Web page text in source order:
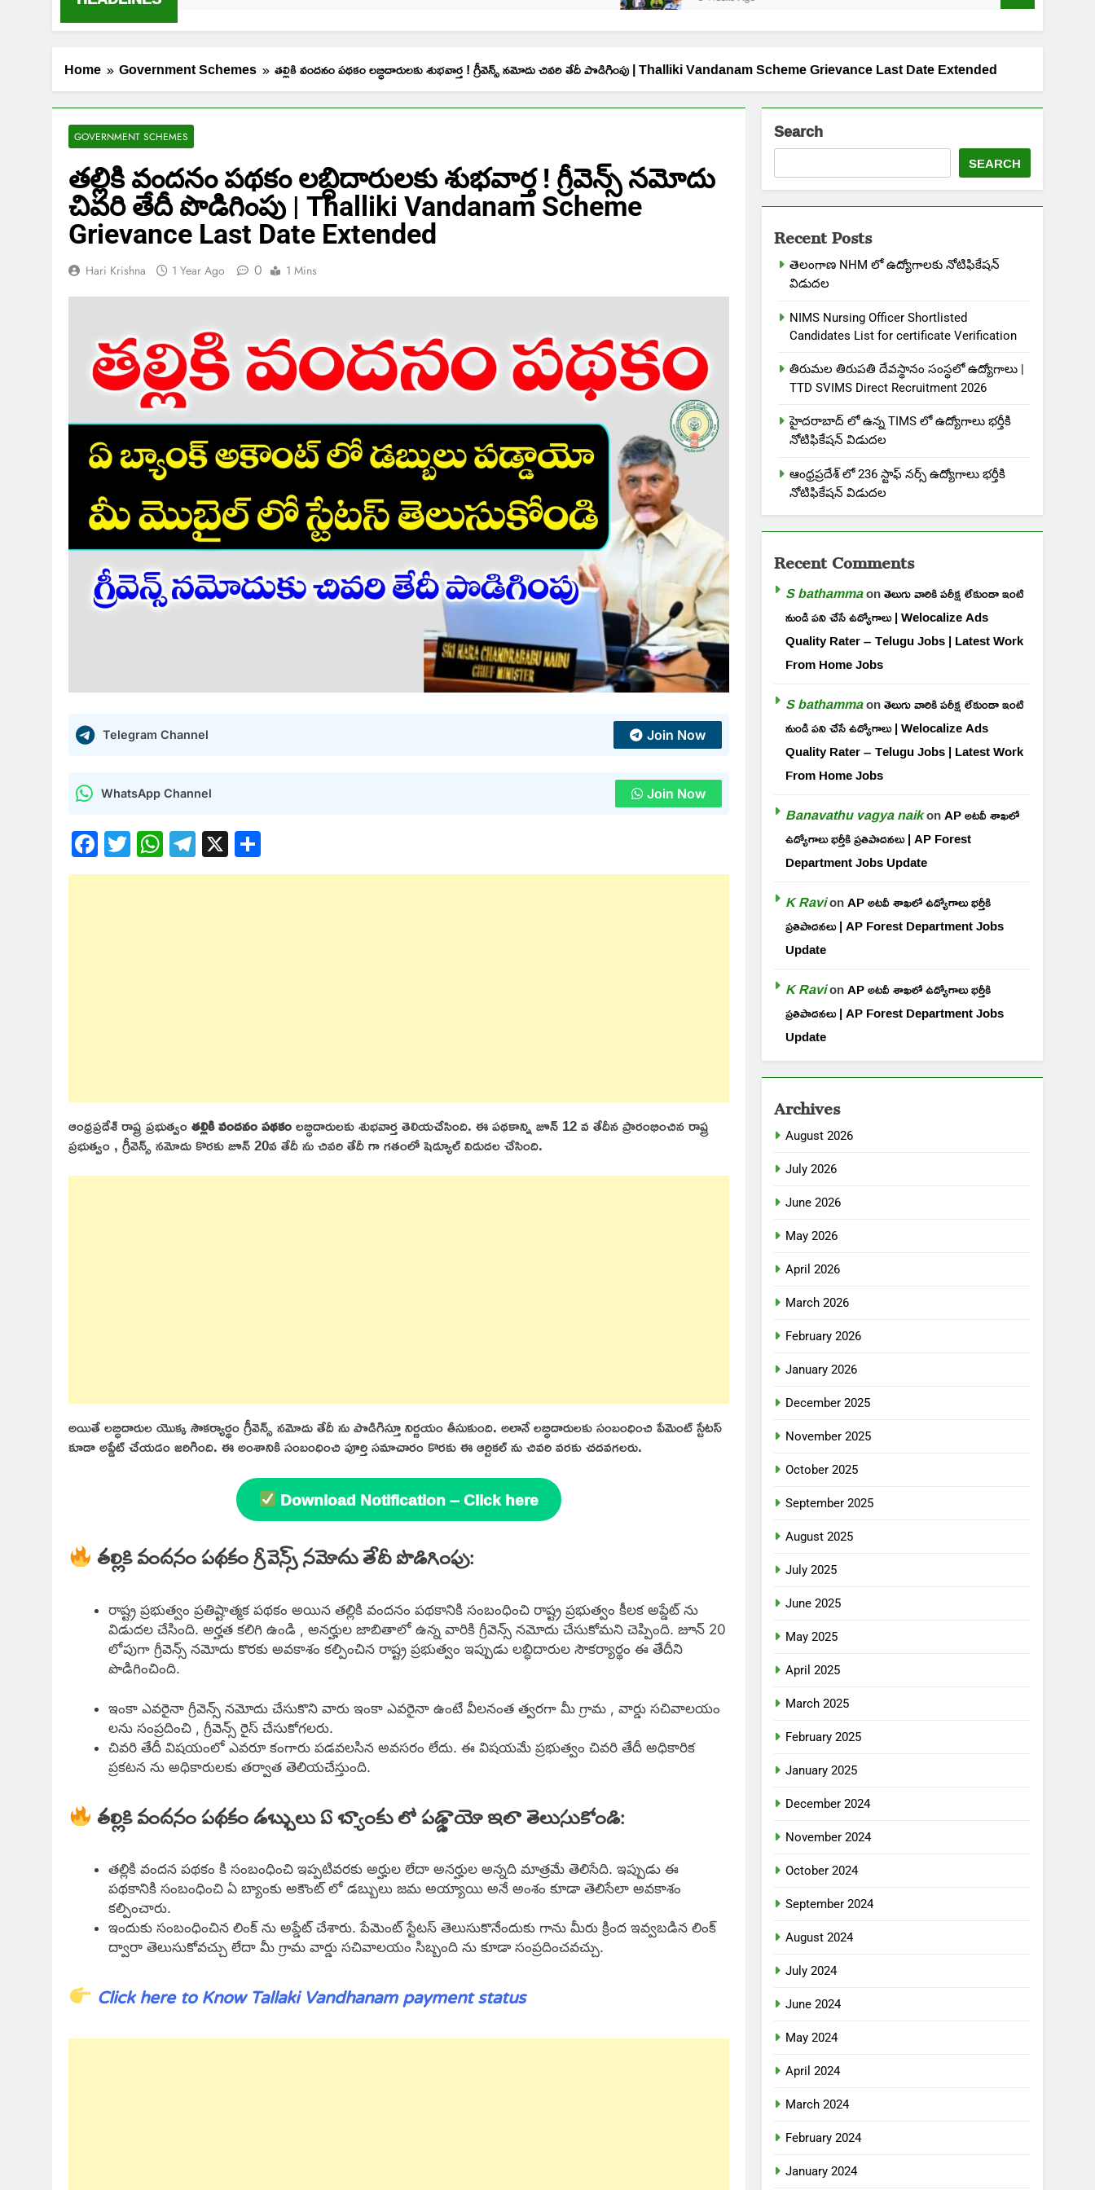
Home Government Schemes తల్లికి వందనం పథకం లబ్ధిదారులకు శుభవార్త ! గ్రీవెన్స్ నమోదు చివరి తేదీ పొడిగింపు | Thalliki Vandanam Scheme Grievance Last Date Extended
GOVERNMENT SCHEMES
తల్లికి వందనం పథకం లబ్ధిదారులకు శుభవార్త ! గ్రీవెన్స్ నమోదు
చివరి తేదీ పొడిగింపు | Thalliki Vandanam Scheme
Grievance Last Date Extended
Hari Krishna 1 Year Ago 0 1 Mins
Telegram Channel Join Now
WhatsApp Channel Join Now
Facebook
Twitter
WhatsApp
Telegram
X
ఆంధ్రప్రదేశ్ రాష్ట్ర ప్రభుత్వంతల్లికి వందనం పథకంలబ్ధిదారులకు శుభవార్త తెలియచేసింది. ఈ పథకాన్ని జూన్ 12 వ తేదీన ప్రారంభించిన రాష్ట్ర
ప్రభుత్వం , గ్రీవెన్స్ నమోదు కొరకు జూన్ 20వ తేదీ ను చివరి తేదీ గా గతంలో షెడ్యూల్ విడుదల చేసింది.
అయితే లబ్ధిదారుల యొక్క సౌకర్యార్థం గ్రీవెన్స్ నమోదు తేదీ ను పొడిగిస్తూ నిర్ణయం తీసుకుంది. అలానే లబ్ధిదారులకు సంబంధించి పేమెంట్ స్టేటస్
కూడా అప్డేట్ చేయడం జరిగింది. ఈ అంశానికి సంబంధించి పూర్తి సమాచారం కొరకు ఈ ఆర్టికల్ ను చివరి వరకు చదవగలరు.
Download Notification – Click here
తల్లికి వందనం పథకం గ్రీవెన్స్ నమోదు తేదీ పొడిగింపు:
రాష్ట్ర ప్రభుత్వం ప్రతిష్టాత్మక పథకం అయిన తల్లికి వందనం పథకానికి సంబంధించి రాష్ట్ర ప్రభుత్వం కీలక అప్డేట్ ను
విడుదల చేసింది. అర్హత కలిగి ఉండి , అనర్హుల జాబితాలో ఉన్న వారికి గ్రీవెన్స్ నమోదు చేసుకోమని చెప్పింది. జూన్ 20
లోపుగా గ్రీవెన్స్ నమోదు కొరకు అవకాశం కల్పించిన రాష్ట్ర ప్రభుత్వం ఇప్పుడు లబ్ధిదారుల సౌకర్యార్థం ఈ తేదీని
పొడిగించింది.
ఇంకా ఎవరైనా గ్రీవెన్స్ నమోదు చేసుకొని వారు ఇంకా ఎవరైనా ఉంటే వీలనంత త్వరగా మీ గ్రామ , వార్డు సచివాలయం
లను సంప్రదించి , గ్రీవెన్స్ రైస్ చేసుకోగలరు.
చివరి తేదీ విషయంలో ఎవరూ కంగారు పడవలసిన అవసరం లేదు. ఈ విషయమే ప్రభుత్వం చివరి తేదీ అధికారిక
ప్రకటన ను అధికారులకు తర్వాత తెలియచేస్తుంది.
తల్లికి వందనం పథకం డబ్బులు ఏ బ్యాంకు లో పడ్డాయో ఇలా తెలుసుకోండి:
తల్లికి వందన పథకం కి సంబంధించి ఇప్పటివరకు అర్హుల లేదా అనర్హుల అన్నది మాత్రమే తెలిసేది. ఇప్పుడు ఈ
పథకానికి సంబంధించి ఏ బ్యాంకు అకౌంట్ లో డబ్బులు జమ అయ్యాయి అనే అంశం కూడా తెలిసేలా అవకాశం
కల్పించారు.
ఇందుకు సంబంధించిన లింక్ ను అప్డేట్ చేశారు. పేమెంట్ స్టేటస్ తెలుసుకొనేందుకు గాను మీరు క్రింద ఇవ్వబడిన లింక్
ద్వారా తెలుసుకోవచ్చు లేదా మీ గ్రామ వార్డు సచివాలయం సిబ్బంది ను కూడా సంప్రదించవచ్చు.
Click here to Know Tallaki Vandhanam payment status
Search
SEARCH
Recent Posts
తెలంగాణ NHM లో ఉద్యోగాలకు నోటిఫికేషన్
విడుదల
NIMS Nursing Officer Shortlisted
Candidates List for certificate Verification
తిరుమల తిరుపతి దేవస్థానం సంస్థలో ఉద్యోగాలు |
TTD SVIMS Direct Recruitment 2026
హైదరాబాద్ లో ఉన్న TIMS లో ఉద్యోగాలు భర్తీకి
నోటిఫికేషన్ విడుదల
ఆంధ్రప్రదేశ్ లో 236 స్టాఫ్ నర్స్ ఉద్యోగాలు భర్తీకి
నోటిఫికేషన్ విడుదల
Recent Comments
S bathammaonతెలుగు వారికి పరీక్ష లేకుండా ఇంటి
నుండి పని చేసే ఉద్యోగాలు | Welocalize Ads
Quality Rater – Telugu Jobs | Latest Work
From Home Jobs
S bathammaonతెలుగు వారికి పరీక్ష లేకుండా ఇంటి
నుండి పని చేసే ఉద్యోగాలు | Welocalize Ads
Quality Rater – Telugu Jobs | Latest Work
From Home Jobs
Banavathu vagya naikonAP అటవీ శాఖలో
ఉద్యోగాలు భర్తీకి ప్రతిపాదనలు | AP Forest
Department Jobs Update
K RavionAP అటవీ శాఖలో ఉద్యోగాలు భర్తీకి
ప్రతిపాదనలు | AP Forest Department Jobs
Update
K RavionAP అటవీ శాఖలో ఉద్యోగాలు భర్తీకి
ప్రతిపాదనలు | AP Forest Department Jobs
Update
Archives
August 2026
July 2026
June 2026
May 2026
April 2026
March 2026
February 2026
January 2026
December 2025
November 2025
October 2025
September 2025
August 2025
July 2025
June 2025
May 2025
April 2025
March 2025
February 2025
January 2025
December 2024
November 2024
October 2024
September 2024
August 2024
July 2024
June 2024
May 2024
April 2024
March 2024
February 2024
January 2024